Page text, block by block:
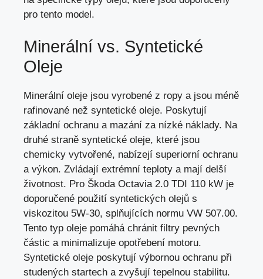
pro tento model.
Minerální vs. Syntetické
Oleje
Minerální oleje jsou vyrobené z ropy a jsou méně
rafinované než syntetické oleje. Poskytují
základní ochranu a mazání za nízké náklady. Na
druhé straně syntetické oleje, které jsou
chemicky vytvořené, nabízejí superiorní ochranu
a výkon. Zvládají extrémní teploty a mají delší
životnost. Pro Škoda Octavia 2.0 TDI 110 kW je
doporučené použití syntetických olejů s
viskozitou 5W-30, splňujících normu VW 507.00.
Tento typ oleje pomáhá chránit filtry pevných
částic a minimalizuje opotřebení motoru.
Syntetické oleje poskytují výbornou ochranu při
studených startech a zvyšují tepelnou stabilitu.